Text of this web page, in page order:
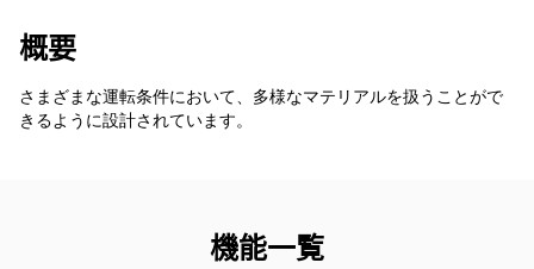
概要
さまざまな運転条件において、多様なマテリアルを扱うことがで
きるように設計されています。
機能一覧